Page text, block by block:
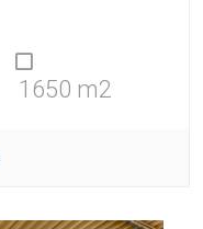
1650 m2